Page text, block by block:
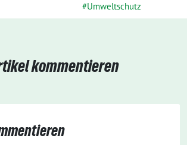
Umweltschutz
kommentieren